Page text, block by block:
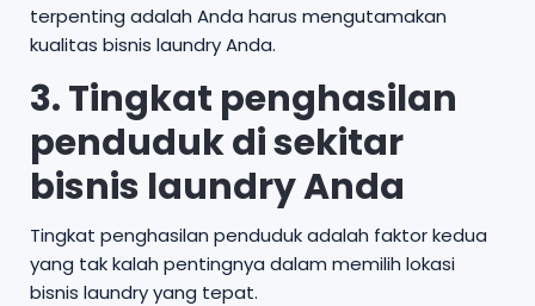
terpenting adalah Anda harus mengutamakan
kualitas bisnis laundry Anda.
3. Tingkat penghasilan
penduduk di sekitar
bisnis laundry Anda
Tingkat penghasilan penduduk adalah faktor kedua
yang tak kalah pentingnya dalam memilih lokasi
bisnis laundry yang tepat.